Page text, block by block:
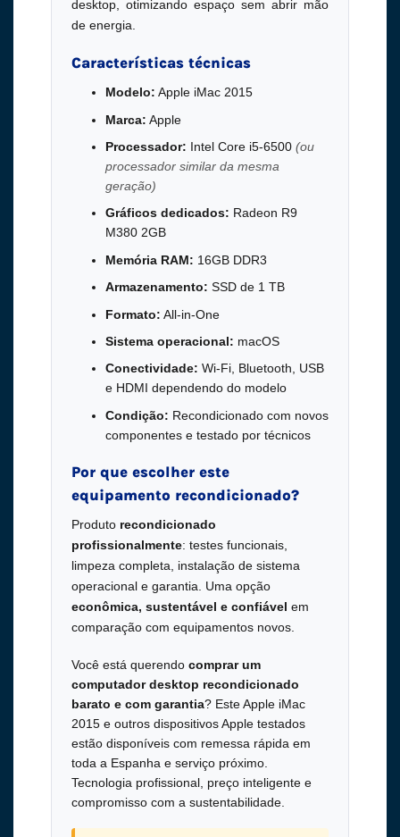
desktop, otimizando espaço sem abrir mão
de energia.
Características técnicas
Modelo: Apple iMac 2015
Marca: Apple
Processador: Intel Core i5-6500 (ou
processador similar da mesma
geração)
Gráficos dedicados: Radeon R9
M380 2GB
Memória RAM: 16GB DDR3
Armazenamento: SSD de 1 TB
Formato: All-in-One
Sistema operacional: macOS
Conectividade: Wi-Fi, Bluetooth, USB
e HDMI dependendo do modelo
Condição: Recondicionado com novos
componentes e testado por técnicos
Por que escolher este
equipamento recondicionado?
Produto recondicionado
profissionalmente: testes funcionais,
limpeza completa, instalação de sistema
operacional e garantia. Uma opção
econômica, sustentável e confiável em
comparação com equipamentos novos.
Você está querendo comprar um
computador desktop recondicionado
barato e com garantia? Este Apple iMac
2015 e outros dispositivos Apple testados
estão disponíveis com remessa rápida em
toda a Espanha e serviço próximo.
Tecnologia profissional, preço inteligente e
compromisso com a sustentabilidade.